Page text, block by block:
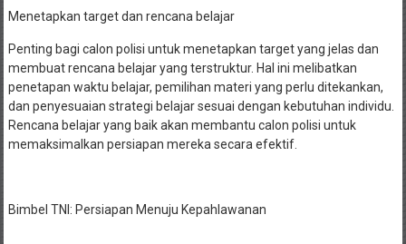
Menetapkan target dan rencana belajar
Penting bagi calon polisi untuk menetapkan target yang jelas dan
membuat rencana belajar yang terstruktur. Hal ini melibatkan
penetapan waktu belajar, pemilihan materi yang perlu ditekankan,
dan penyesuaian strategi belajar sesuai dengan kebutuhan individu.
Rencana belajar yang baik akan membantu calon polisi untuk
memaksimalkan persiapan mereka secara efektif.
Bimbel TNI: Persiapan Menuju Kepahlawanan